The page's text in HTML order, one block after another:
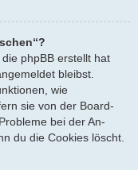
phpBB erstellt hat
bleibst.
wie
sie von der Board-
bei der An-
du die Cookies löscht.